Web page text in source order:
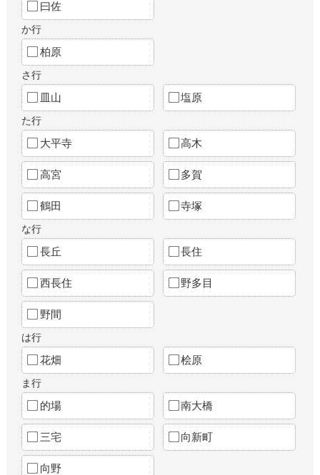
曰佐
か行
柏原
さ行
皿山 塩原
た行
大平寺 高木
高宮 多賀
鶴田 寺塚
な行
長丘 長住
西長住 野多目
野間
は行
花畑 桧原
ま行
的場 南大橋
三宅 向新町
向野